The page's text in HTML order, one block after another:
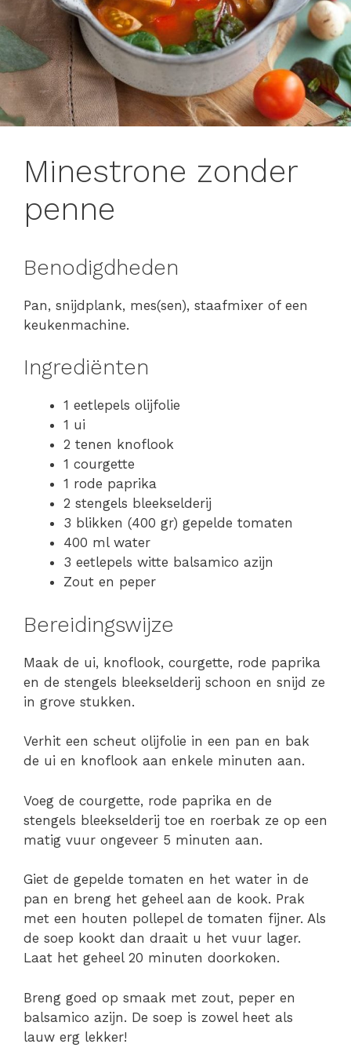
Minestrone zonder
penne
Benodigdheden
Pan, snijdplank, mes(sen), staafmixer of een
keukenmachine.
Ingrediënten
1 eetlepels olijfolie
1 ui
2 tenen knoflook
1 courgette
1 rode paprika
2 stengels bleekselderij
3 blikken (400 gr) gepelde tomaten
400 ml water
3 eetlepels witte balsamico azijn
Zout en peper
Bereidingswijze
Maak de ui, knoflook, courgette, rode paprika
en de stengels bleekselderij schoon en snijd ze
in grove stukken.
Verhit een scheut olijfolie in een pan en bak
de ui en knoflook aan enkele minuten aan.
Voeg de courgette, rode paprika en de
stengels bleekselderij toe en roerbak ze op een
matig vuur ongeveer 5 minuten aan.
Giet de gepelde tomaten en het water in de
pan en breng het geheel aan de kook. Prak
met een houten pollepel de tomaten fijner. Als
de soep kookt dan draait u het vuur lager.
Laat het geheel 20 minuten doorkoken.
Breng goed op smaak met zout, peper en
balsamico azijn. De soep is zowel heet als
lauw erg lekker!